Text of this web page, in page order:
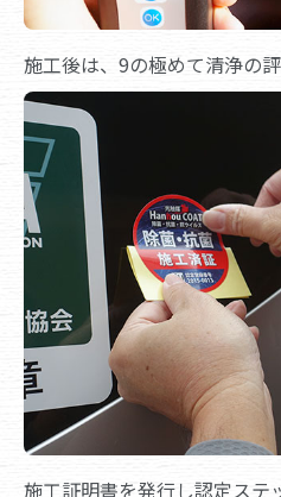
施工後は、9の極めて清浄の
施工証明書を発行し認定ステ